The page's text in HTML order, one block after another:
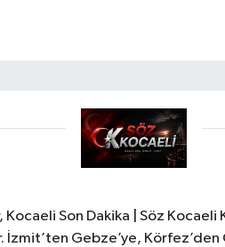
Son Dakika | Söz Kocaeli
İzmit’ten Gebze’ye,